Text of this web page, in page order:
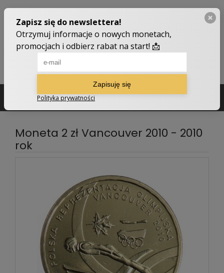
Moneta 2 zł Vancouver 2010 - 2010
rok